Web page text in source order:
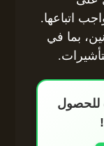
اتباعها.
بما في
للحصول